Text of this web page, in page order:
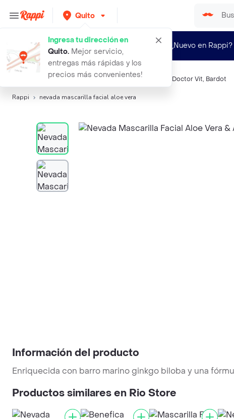
Quito
Ingresa tu dirección en
Quito. Mejor servicio,
entregas más rápidas y los
precios más convenientes!
¿Nuevo en Rappi?
Búsquedas relacionadas: Mascarillas,Nevada Doctor Vit, Bardot
Rappi nevada mascarilla facial aloe vera
Información del producto
Enriquecida con barro marino ginkgo biloba y una
Productos similares en Rio Store